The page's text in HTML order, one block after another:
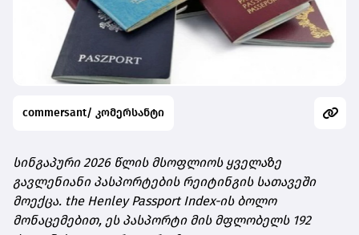
commersant/ კომერსანტი
სინგაპური 2026 წლის მსოფლიოს ყველაზე
გავლენიანი პასპორტების რეიტინგის სათავეში
მოექცა. the Henley Passport Index-ის ბოლო
მონაცემებით, ეს პასპორტი მის მფლობელს 192